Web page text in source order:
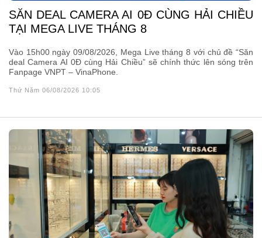
SĂN DEAL CAMERA AI 0Đ CÙNG HẢI CHIỀU
TẠI MEGA LIVE THÁNG 8
Vào 15h00 ngày 09/08/2026, Mega Live tháng 8 với chủ đề “Săn
deal Camera AI 0Đ cùng Hải Chiều” sẽ chính thức lên sóng trên
Fanpage VNPT – VinaPhone.
Thứ Năm 06/08/2026 10:05